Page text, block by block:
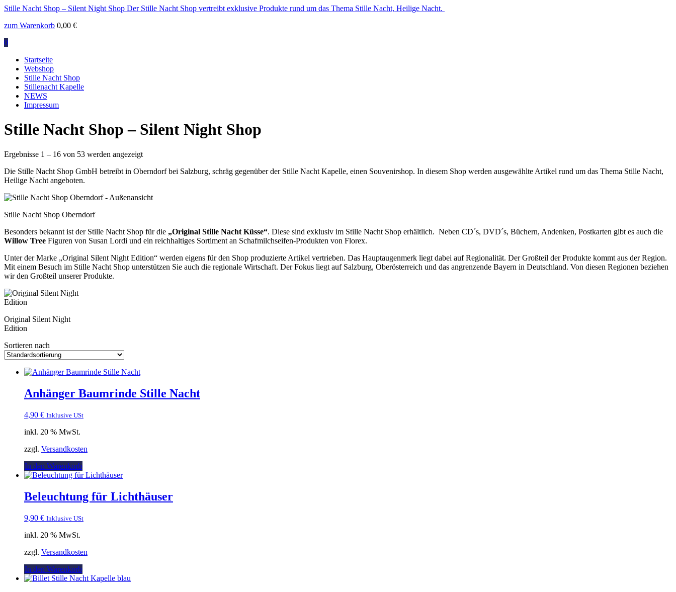
Stille Nacht Shop – Silent Night Shop Der Stille Nacht Shop vertreibt exklusive Produkte rund um das Thema Stille Nacht, Heilige Nacht.
zum Warenkorb 0,00 €
0
Startseite
Webshop
Stille Nacht Shop
Stillenacht Kapelle
NEWS
Impressum
Stille Nacht Shop – Silent Night Shop
Ergebnisse 1 – 16 von 53 werden angezeigt
Die Stille Nacht Shop GmbH betreibt in Oberndorf bei Salzburg, schräg gegenüber der Stille Nacht Kapelle, einen Souvenirshop. In diesem Shop werden ausgewählte Artikel rund um das Thema Stille Nacht,
Heilige Nacht angeboten.
Stille Nacht Shop Oberndorf
Besonders bekannt ist der Stille Nacht Shop für die „Original Stille Nacht Küsse“. Diese sind exklusiv im Stille Nacht Shop erhältlich. Neben CD´s, DVD´s, Büchern, Andenken, Postkarten gibt es auch die
Willow Tree Figuren von Susan Lordi und ein reichhaltiges Sortiment an Schafmilchseifen-Produkten von Florex.
Unter der Marke „Original Silent Night Edition“ werden eigens für den Shop produzierte Artikel vertrieben. Das Hauptaugenmerk liegt dabei auf Regionalität. Der Großteil der Produkte kommt aus der Region.
Mit einem Besuch im Stille Nacht Shop unterstützen Sie auch die regionale Wirtschaft. Der Fokus liegt auf Salzburg, Oberösterreich und das angrenzende Bayern in Deutschland. Von diesen Regionen beziehen
wir den Großteil unserer Produkte.
Original Silent Night
Edition
Sortieren nach
Anhänger Baumrinde Stille Nacht
4,90 € Inklusive USt
inkl. 20 % MwSt.
zzgl. Versandkosten
In den Warenkorb
Beleuchtung für Lichthäuser
9,90 € Inklusive USt
inkl. 20 % MwSt.
zzgl. Versandkosten
In den Warenkorb